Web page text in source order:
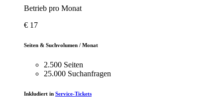
Betrieb pro Monat
€ 17
Seiten & Suchvolumen / Monat
2.500 Seiten
25.000 Suchanfragen
Inkludiert in Service-Tickets